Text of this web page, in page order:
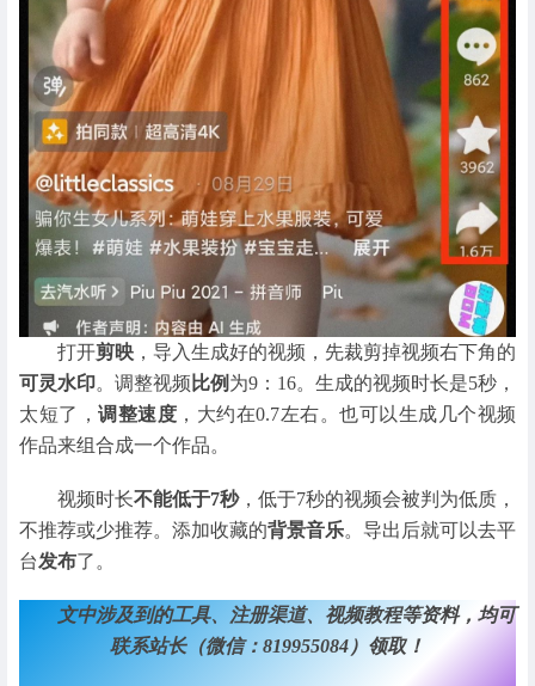
打开剪映 ，导入生成好的视频，先裁剪掉视频右下角的
可灵水印。调整视频 比例 为9：16。生成的视频时长是5秒，
太短了， 调整速度 ，大约在0.7左右。也可以生成几个视频
作品来组合成一个作品。
视频时长不能低于7秒，低于7秒的视频会被判为低质，
不推荐或少推荐。添加收藏的背景音乐。导出后就可以去平
台发布了。
文中涉及到的工具、注册渠道、视频教程等资料，均可
联系站长（微信：819955084）领取！